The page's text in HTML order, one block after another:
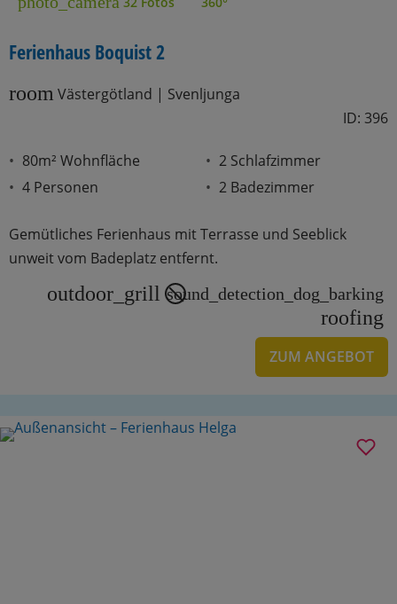
Ferienhaus Boquist 2
room Västergötland | Svenljunga
ID: 396
80m² Wohnfläche
4 Personen
2 Schlafzimmer
2 Badezimmer
Gemütliches Ferienhaus mit Terrasse und Seeblick
unweit vom Badeplatz entfernt.
outdoor_grill sound_detection_dog_barking
roofing
ZUM ANGEBOT